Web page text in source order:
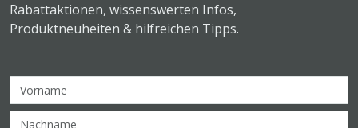
Rabattaktionen, wissenswerten Infos,
Produktneuheiten & hilfreichen Tipps.